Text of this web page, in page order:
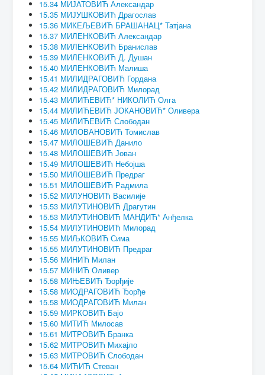
15.34 МИЈАТОВИЋ Александар
15.35 МИЈУШКОВИЋ Драгослав
15.36 МИКЕЉЕВИЋ БРАШАНАЦ* Татјана
15.37 МИЛЕНКОВИЋ Александар
15.38 МИЛЕНКОВИЋ Бранислав
15.39 МИЛЕНКОВИЋ Д. Душан
15.40 МИЛЕНКОВИЋ Малиша
15.41 МИЛИДРАГОВИЋ Гордана
15.42 МИЛИДРАГОВИЋ Милорад
15.43 МИЛИЋЕВИЋ* НИКОЛИЋ Олга
15.44 МИЛИЋЕВИЋ ЈОКАНОВИЋ* Оливера
15.45 МИЛИЋЕВИЋ Слободан
15.46 МИЛОВАНОВИЋ Томислав
15.47 МИЛОШЕВИЋ Данило
15.48 МИЛОШЕВИЋ Јован
15.49 МИЛОШЕВИЋ Небојша
15.50 МИЛОШЕВИЋ Предраг
15.51 МИЛОШЕВИЋ Радмила
15.52 МИЛУНОВИЋ Василије
15.53 МИЛУТИНОВИЋ Драгутин
15.53 МИЛУТИНОВИЋ МАНДИЋ* Анђелка
15.54 МИЛУТИНОВИЋ Милорад
15.55 МИЉКОВИЋ Сима
15.55 МИЛУТИНОВИЋ Предраг
15.56 МИНИЋ Милан
15.57 МИНИЋ Оливер
15.58 МИЊЕВИЋ Ђорђије
15.58 МИОДРАГОВИЋ Ђорђе
15.58 МИОДРАГОВИЋ Милан
15.59 МИРКОВИЋ Бајо
15.60 МИТИЋ Милосав
15.61 МИТРОВИЋ Бранка
15.62 МИТРОВИЋ Михајло
15.63 МИТРОВИЋ Слободан
15.64 МИЋИЋ Стеван